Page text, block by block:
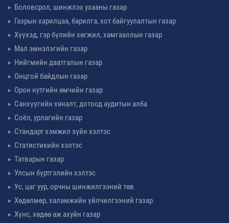
Боловсрол, шинжлэх ухааны газар
Газрын харилцаа, барилга, хот байгуулалтын газар
Хүүхэд, гэр бүлийн хөгжил, хамгааллын газар
Мал эмнэлэгийн газар
Нийгмийн даатгалын газар
Онцгой байдлын газар
Орон нутгийн өмчийн газар
Санхүүгийн хяналт, дотоод аудитын алба
Соёл, урлагийн газар
Стандарт хэмжил зүйн хэлтэс
Статистикийн хэлтэс
Татварын газар
Улсын бүртгэлийн хэлтэс
Ус, цаг уур, орчны шинжилгээний төв
Хөдөлмөр, халамжийн үйлчилгээний газар
Хүнс, хөдөө аж ахуйн газар